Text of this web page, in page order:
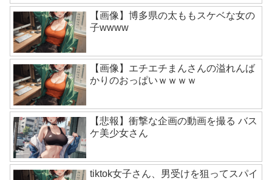
【画像】博多県の太ももスケベな女の
子wwww
【画像】エチエチまんさんの溢れんば
かりのおっぱいｗｗｗｗ
【悲報】衝撃な企画の動画を撮る バス
ケ美少女さん
tiktok女子さん、男受けを狙ってスパイ